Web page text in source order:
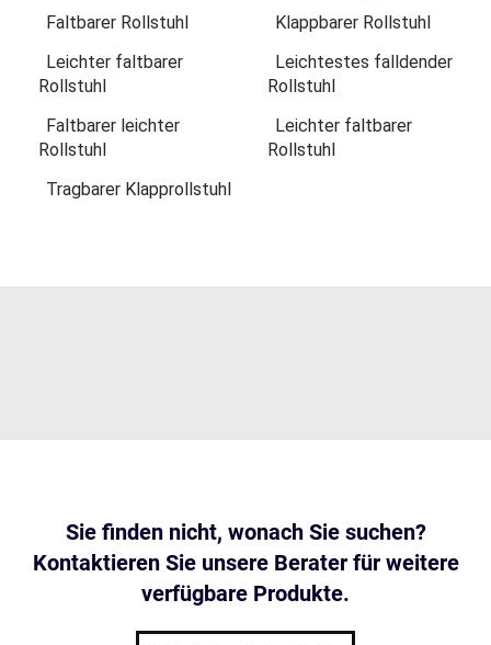
Faltbarer Rollstuhl
Klappbarer Rollstuhl
Leichter faltbarer
Rollstuhl
Leichtestes falldender
Rollstuhl
Faltbarer leichter
Rollstuhl
Leichter faltbarer
Rollstuhl
Tragbarer Klapprollstuhl
Sie finden nicht, wonach Sie suchen?
Kontaktieren Sie unsere Berater für weitere
verfügbare Produkte.